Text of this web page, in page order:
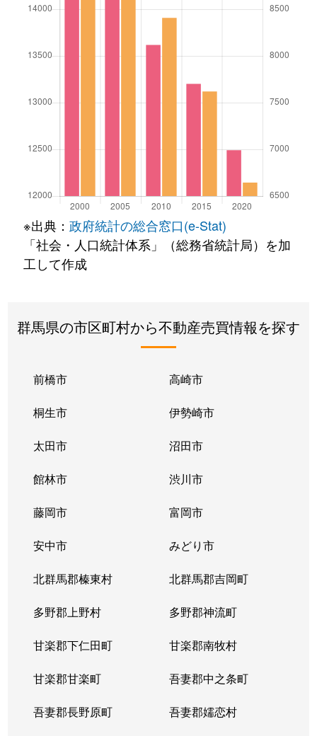
※出典： 政府統計の総合窓口(e-Stat)
「社会・人口統計体系」（総務省統計局）を加
工して作成
群馬県の市区町村から不動産売買情報を探す
前橋市 高崎市
桐生市 伊勢崎市
太田市 沼田市
館林市 渋川市
藤岡市 富岡市
安中市 みどり市
北群馬郡榛東村 北群馬郡吉岡町
多野郡上野村 多野郡神流町
甘楽郡下仁田町 甘楽郡南牧村
甘楽郡甘楽町 吾妻郡中之条町
吾妻郡長野原町 吾妻郡嬬恋村